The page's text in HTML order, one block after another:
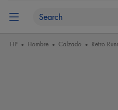
HP Hombre Calzado Retro